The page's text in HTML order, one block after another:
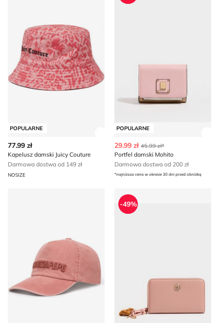
POPULARNE
77.99 zł
Kapelusz damski Juicy Couture
Darmowa dostwa od 149 zł
NOSIZE
POPULARNE
29.99 zł 45.99 zł*
Portfel damski Mohito
Darmowa dostwa od 200 zł
*najniższa cena w okresie 30 dni przed obniżką
Czapka z daszkiem damska Patrizia Pepe
Portfel damski Mohito
-49%